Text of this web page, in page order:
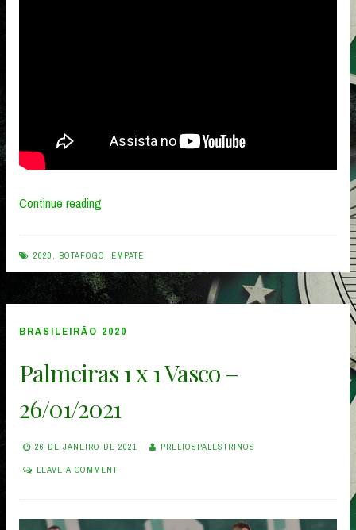
Continue reading
x
1
Botafogo
–
2020 BOTAFOGO EMPATE
BRASILEIRÃO 2020
Palmeiras 1 x 1 Vasco –
26/01/2021
26 DE JANEIRO DE 2021 PRELIOSPALESTRINOS
LEAVE A COMMENT